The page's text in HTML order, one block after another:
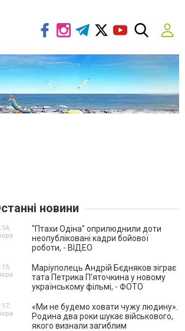
новини
"Птахи Одіна" оприлюднили доти
неопубліковані кадри бойової
роботи, - ВІДЕО
Маріуполець Андрій Бєдняков зіграє
тата Петрика П’яточкина у новому
українському фільмі, - ФОТО
«Ми не будемо ховати чужу людину».
Родина два роки шукає військового,
якого визнали загиблим